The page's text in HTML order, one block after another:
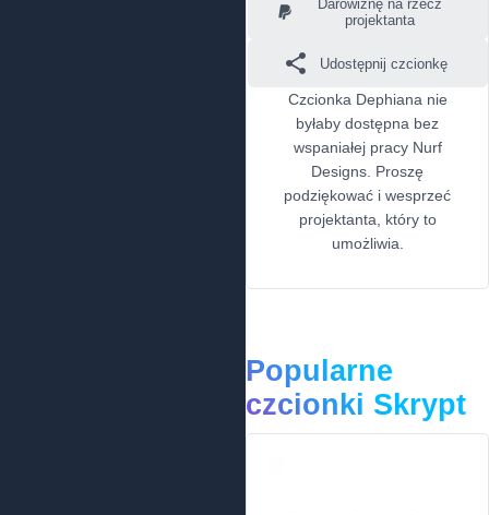
Darowiznę na rzecz
projektanta
Udostępnij czcionkę
Czcionka Dephiana nie
byłaby dostępna bez
wspaniałej pracy Nurf
Designs. Proszę
podziękować i wesprzeć
projektanta, który to
umożliwia.
Popularne
czcionki Skrypt